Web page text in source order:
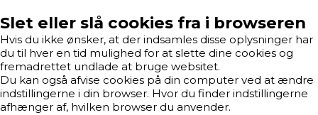
Slet eller slå cookies fra i browseren
Hvis du ikke ønsker, at der indsamles disse oplysninger har
du til hver en tid mulighed for at slette dine cookies og
fremadrettet undlade at bruge websitet.
Du kan også afvise cookies på din computer ved at ændre
indstillingerne i din browser. Hvor du finder indstillingerne
afhænger af, hvilken browser du anvender.